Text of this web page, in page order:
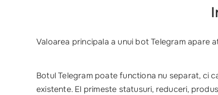
Valoarea principala a unui bot Telegram apare
Botul Telegram poate functiona nu separat, ci
existente. El primeste statusuri, reduceri,